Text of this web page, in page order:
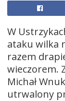
W
ataku wilka
razem
wieczorem.
Michał
utrwalony